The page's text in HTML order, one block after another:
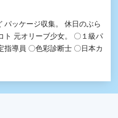
パッケージ収集。 休日のぶら
ト 元オリーブ少女。 〇１級パ
指導員 〇色彩診断士 〇日本カ